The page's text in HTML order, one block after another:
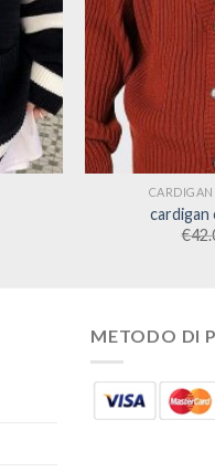
cardigan
€
METODO DI